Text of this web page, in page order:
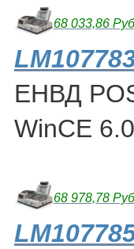
68 033,86
ЕНВД
WinCE
68 978,78